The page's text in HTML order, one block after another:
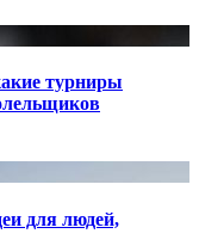
турниры
для людей,